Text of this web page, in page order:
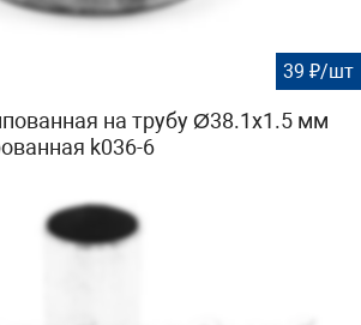
39 ₽/шт
на трубу Ø38.1х1.5 мм
k036-6